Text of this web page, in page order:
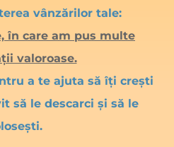
vânzărilor tale:
în care am pus multe
valoroase.
a te ajuta să îți crești
să le descarci și să le